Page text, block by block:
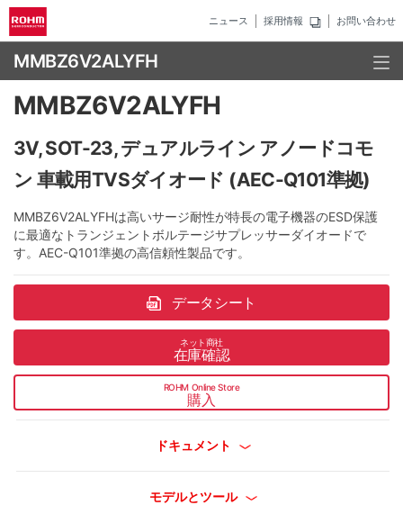
ニュース 採用情報 お問い合わせ
MMBZ6V2ALYFH
MMBZ6V2ALYFH
3V, SOT-23, デュアルライン アノードコモ
ン 車載用TVSダイオード (AEC-Q101準拠)
MMBZ6V2ALYFHは高いサージ耐性が特長の電子機器のESD保護
に最適なトランジェントボルテージサプレッサーダイオードで
す。AEC-Q101準拠の高信頼性製品です。
データシート
ネット商社
在庫確認
ROHM Online Store
購入
ドキュメント
モデルとツール